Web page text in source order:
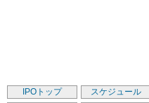
IPOトップ スケジュール